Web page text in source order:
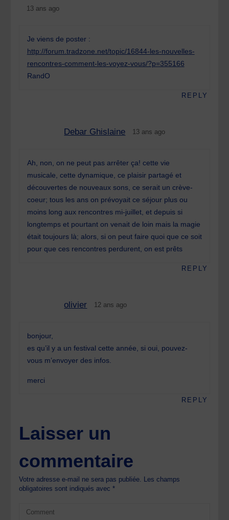
13 ans ago
Je viens de poster :
http://forum.tradzone.net/topic/16844-les-nouvelles-
rencontres-comment-les-voyez-vous/?p=355166
RandO
REPLY
Debar Ghislaine 13 ans ago
Ah, non, on ne peut pas arrêter ça! cette vie
musicale, cette dynamique, ce plaisir partagé et
découvertes de nouveaux sons, ce serait un crève-
coeur; tous les ans on prévoyait ce séjour plus ou
moins long aux rencontres mi-juillet, et depuis si
longtemps et pourtant on venait de loin mais la magie
était toujours là; alors, si on peut faire quoi que ce soit
pour que ces rencontres perdurent, on est prêts
REPLY
olivier 12 ans ago
bonjour,
es qu’il y a un festival cette année, si oui, pouvez-
vous m’envoyer des infos.
merci
REPLY
Laisser un
commentaire
Votre adresse e-mail ne sera pas publiée. Les champs
obligatoires sont indiqués avec*